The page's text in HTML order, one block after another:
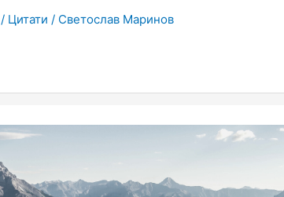
/ Цитати / Светослав Маринов